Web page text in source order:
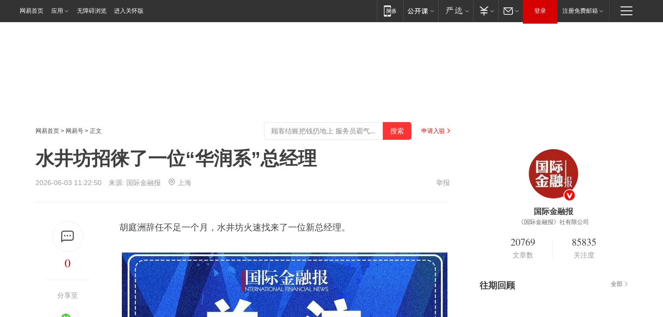
网易首页 应用 无障碍浏览 进入关怀版 登录 注册免费邮箱
网易首页 > 网易号 > 正文 申请入驻
水井坊招徕了一位“华润系”总经理
2026-06-03 11:22:50 来源: 国际金融报 上海 举报
0
分享至
胡庭洲辞任不足一个月，水井坊火速找来了一位新总经理。
国际金融报
《国际金融报》社有限公司
20769
文章数
85835
关注度
往期回顾 全部